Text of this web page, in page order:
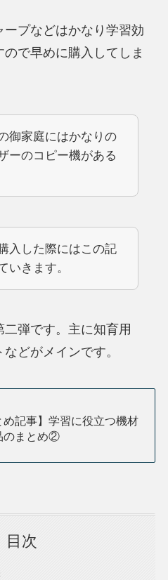
プなどはかなり学習効
で早めに購入してしま
御家庭にはかなりの
ーのコピー機がある
入した際にはこの記
いきます。
弾です。主に知育用
どがメインです。
め記事】学習に役立つ機材
のまとめ②
目次